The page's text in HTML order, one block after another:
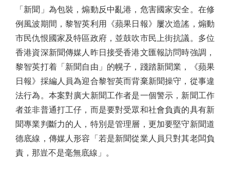
「新聞」為包裝，煽動反中亂港，危害國家安全。在修
例風波期間，黎智英利用《蘋果日報》屢次造謠，煽動
市民仇恨國家及特區政府，並鼓吹市民上街抗議。多位
香港資深新聞傳媒人昨日接受香港文匯報訪問時強調，
黎智英打着「新聞自由」的幌子，踐踏新聞業，《蘋果
日報》採編人員為迎合黎智英而背棄新聞操守，從事違
法行為。本案對廣大新聞工作者是一個警示，新聞工作
者並非普通打工仔，而是要對受眾和社會負責的具有新
聞專業判斷力的人，特別是管理層，更加要堅守新聞道
德底線，傳媒人形容「若是新聞從業人員只對其老闆負
責，那豈不是毫無底線」。